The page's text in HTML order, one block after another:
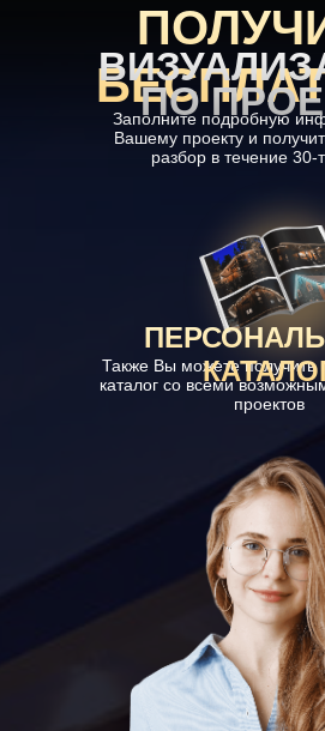
Заполните подробную
Вашему проекту и
разбор в течение 30-
ПО
Также Вы можете получить
каталог со всеми
проектов